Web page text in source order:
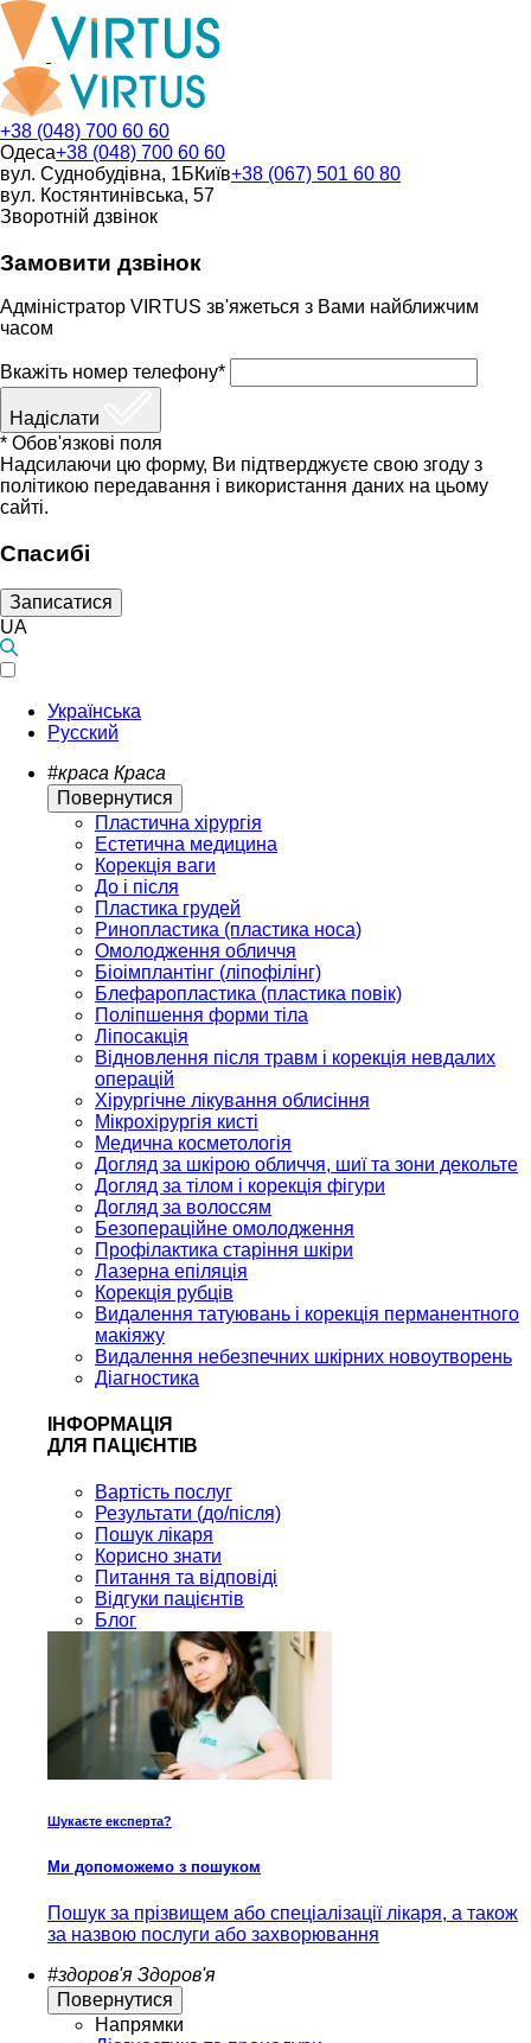
+38 (048) 700 60 60
Одеса+38 (048) 700 60 60
вул. Суднобудівна, 1БКиїв+38 (067) 501 60 80
вул. Костянтинівська, 57
Зворотній дзвінок
Замовити дзвінок
Адміністратор VIRTUS зв'яжеться з Вами найближчим
часом
Вкажіть номер телефону*
Надіслати
* Обов'язкові поля
Надсилаючи цю форму, Ви підтверджуєте свою згоду з
політикою передавання і використання даних на цьому
сайті.
Спасибі
Записатися
UA
Українська
Русский
#краса Краса
Повернутися
Пластична хірургія
Естетична медицина
Корекція ваги
До і після
Пластика грудей
Ринопластика (пластика носа)
Омолодження обличчя
Біоімплантінг (ліпофілінг)
Блефаропластика (пластика повік)
Поліпшення форми тіла
Ліпосакція
Відновлення після травм і корекція невдалих
операцій
Хірургічне лікування облисіння
Мікрохірургія кисті
Медична косметологія
Догляд за шкірою обличчя, шиї та зони декольте
Догляд за тілом і корекція фігури
Догляд за волоссям
Безопераційне омолодження
Профілактика старіння шкіри
Лазерна епіляція
Корекція рубців
Видалення татуювань і корекція перманентного
макіяжу
Видалення небезпечних шкірних новоутворень
Діагностика
ІНФОРМАЦІЯ
ДЛЯ ПАЦІЄНТІВ
Вартість послуг
Результати (до/після)
Пошук лікаря
Корисно знати
Питання та відповіді
Відгуки пацієнтів
Блог
Шукаєте експерта?
Ми допоможемо з пошуком
Пошук за прізвищем або спеціалізації лікаря, а також
за назвою послуги або захворювання
#здоров'я Здоров'я
Повернутися
Напрямки